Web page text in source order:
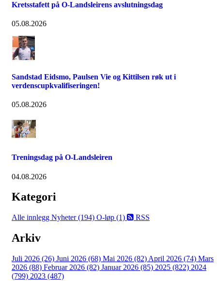
Kretsstafett på O-Landsleirens avslutningsdag
05.08.2026
Sandstad Eidsmo, Paulsen Vie og Kittilsen røk ut i
verdenscupkvalifiseringen!
05.08.2026
Treningsdag på O-Landsleiren
04.08.2026
Kategori
Alle innlegg Nyheter (194) O-løp (1) RSS
Arkiv
Juli 2026 (26) Juni 2026 (68) Mai 2026 (82) April 2026 (74) Mars
2026 (88) Februar 2026 (82) Januar 2026 (85) 2025 (822) 2024
(799) 2023 (487)